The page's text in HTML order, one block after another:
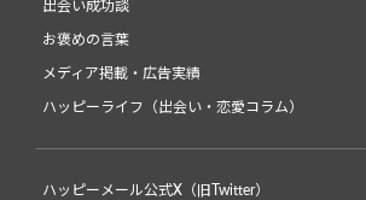
出会い成功談
お褒めの言葉
メディア掲載・広告実績
ハッピーライフ（出会い・恋愛コラム）
ハッピーメール公式X（旧Twitter）